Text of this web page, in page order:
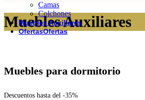
Camas
Colchones
Muebles Auxiliares
OfertasOfertas
Muebles Auxiliares
Muebles para dormitorio
Descuentos hasta del -35%